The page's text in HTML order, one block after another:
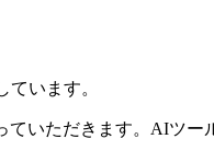
います。
いただきます。AIツ